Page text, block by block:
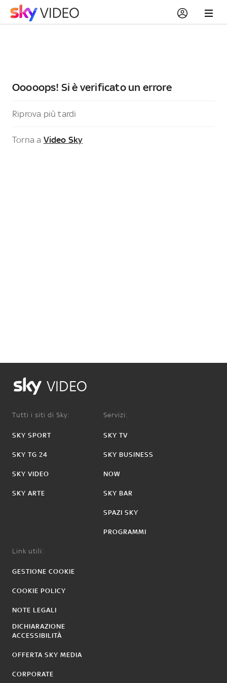
Ooooops! Si è verificato un errore
Riprova più tardi
Torna a Video Sky
VIDEO
Tutti i siti di Sky:
SKY SPORT
SKY TG 24
SKY VIDEO
SKY ARTE
Servizi:
SKY TV
SKY BUSINESS
NOW
SKY BAR
SPAZI SKY
PROGRAMMI
Link utili:
GESTIONE COOKIE
COOKIE POLICY
NOTE LEGALI
DICHIARAZIONE
ACCESSIBILITÀ
OFFERTA SKY MEDIA
CORPORATE